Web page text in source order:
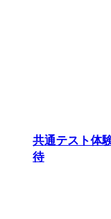
共通テスト体
待